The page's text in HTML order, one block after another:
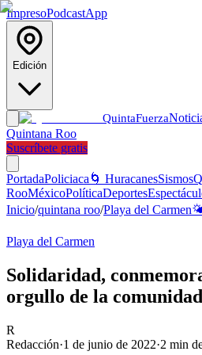
ImpresoPodcastApp
Edición
QuintaFuerza
Quintana Roo
Suscríbete gratis
PortadaPoliciaca 🌀 HuracanesSismos
RooMéxicoPolíticaDeportes
Inicio/quintana roo/Playa del Carmen
Playa del Carmen
Solidaridad,
orgullo de la
R
Redacción·1 de junio de 2022·2 min